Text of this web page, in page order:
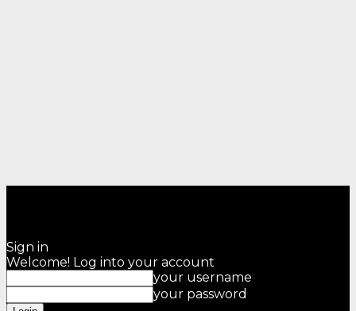
Sign in
Welcome! Log into your account
your username
your password